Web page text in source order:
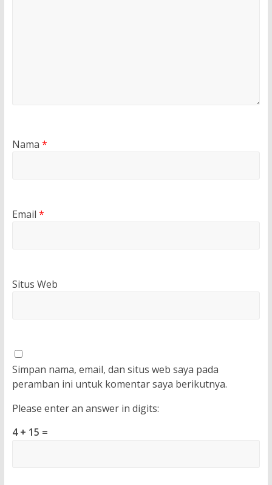
Nama *
Email *
Situs Web
Simpan nama, email, dan situs web saya pada
peramban ini untuk komentar saya berikutnya.
Please enter an answer in digits:
4 + 15 =